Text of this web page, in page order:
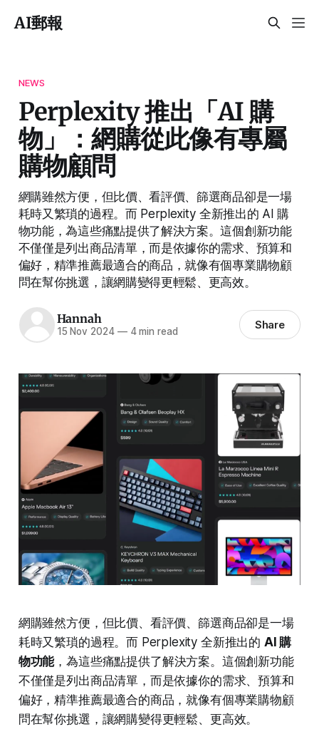
AI郵報
NEWS
Perplexity 推出「AI 購
物」：網購從此像有專屬
購物顧問
網購雖然方便，但比價、看評價、篩選商品卻是一場
耗時又繁瑣的過程。而 Perplexity 全新推出的 AI 購
物功能，為這些痛點提供了解決方案。這個創新功能
不僅僅是列出商品清單，而是依據你的需求、預算和
偏好，精準推薦最適合的商品，就像有個專業購物顧
問在幫你挑選，讓網購變得更輕鬆、更高效。
Hannah
15 Nov 2024 —4 min read Share
網購雖然方便，但比價、看評價、篩選商品卻是一場
耗時又繁瑣的過程。而 Perplexity 全新推出的 AI 購
物功能，為這些痛點提供了解決方案。這個創新功能
不僅僅是列出商品清單，而是依據你的需求、預算和
偏好，精準推薦最適合的商品，就像有個專業購物顧
問在幫你挑選，讓網購變得更輕鬆、更高效。